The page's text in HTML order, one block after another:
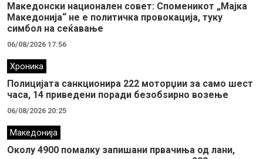
Македонски национален совет: Споменикот „Мајка
Македонија“ не е политичка провокација, туку
симбол на сеќавање
06/08/2026 17:56
Хроника
Полицијата санкционира 222 моторџии за само шест
часа, 14 приведени поради безобѕирно возење
06/08/2026 20:25
Македонија
Околу 4900 помалку запишани првачиња од лани,